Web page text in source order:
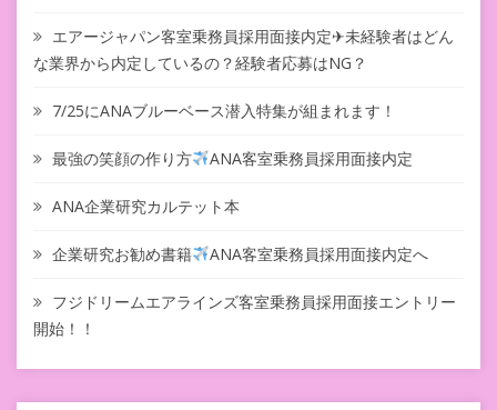
エアージャパン客室乗務員採用面接内定✈未経験者はどん
な業界から内定しているの？経験者応募はNG？
7/25にANAブルーベース潜入特集が組まれます！
最強の笑顔の作り方 ANA客室乗務員採用面接内定
ANA企業研究カルテット本
企業研究お勧め書籍 ANA客室乗務員採用面接内定へ
フジドリームエアラインズ客室乗務員採用面接エントリー
開始！！